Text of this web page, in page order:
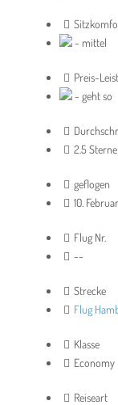
- mittel
Preis-
- geht so
2.5 Sterne
geflogen
10.
Flug Nr.
--
Strecke
Flug
Klasse
Economy
Reiseart